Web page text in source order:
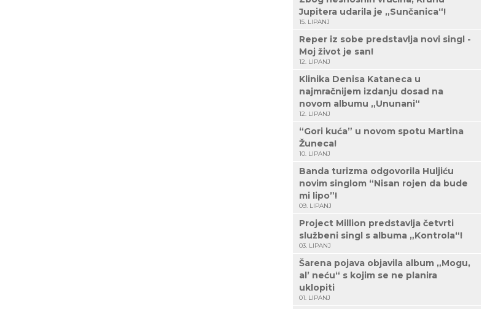
Jupitera udarila je „Sunčanica“!
15. LIPANJ
Reper iz sobe predstavlja novi singl -
Moj život je san!
12. LIPANJ
Klinika Denisa Kataneca u
najmračnijem izdanju dosad na
novom albumu „Ununani“
12. LIPANJ
“Gori kuća” u novom spotu Martina
Žuneca!
10. LIPANJ
Banda turizma odgovorila Huljiću
novim singlom “Nisan rojen da bude
mi lipo”!
09. LIPANJ
Project Million predstavlja četvrti
službeni singl s albuma „Kontrola“!
03. LIPANJ
Šarena pojava objavila album „Mogu,
al’ neću“ s kojim se ne planira
uklopiti
01. LIPANJ